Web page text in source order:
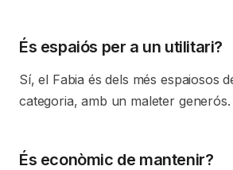
És espaiós per a un utilitari?
Sí, el Fabia és dels més espaiosos
categoria, amb un maleter generós.
És econòmic de mantenir?